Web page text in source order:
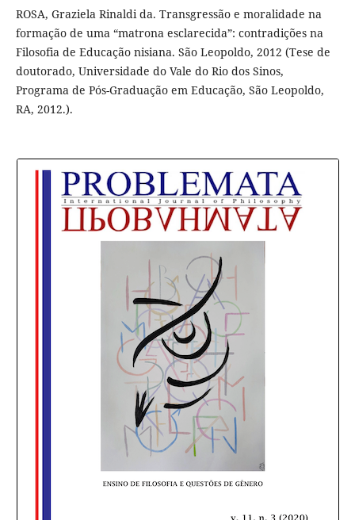
ROSA, Graziela Rinaldi da. Transgressão e moralidade na
formação de uma “matrona esclarecida”: contradições na
Filosofia de Educação nisiana. São Leopoldo, 2012 (Tese de
doutorado, Universidade do Vale do Rio dos Sinos,
Programa de Pós-Graduação em Educação, São Leopoldo,
RA, 2012.).